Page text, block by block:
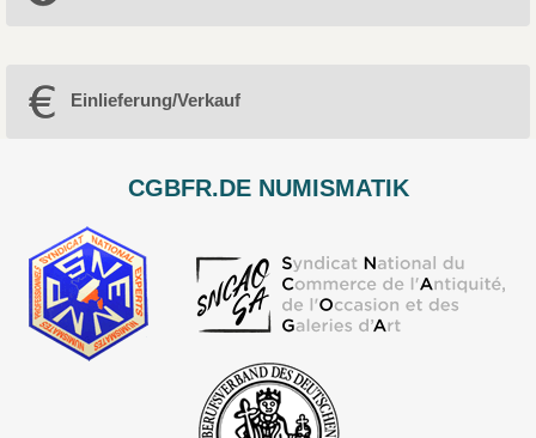
Einlieferung/Verkauf
CGBFR.DE NUMISMATIK